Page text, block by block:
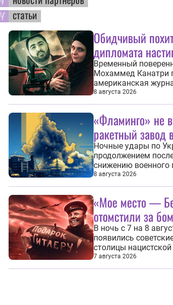
статьи
Обидчивый
дипломата
Временный
Мохаммед Канатри
американская
Снелл неожиданно
похитивших ее в
Журналистка
известный под
8 августа 2026
«Фламинго» не
ракетный завод
Ночные удары по
продолжением
снижению военного
Поражены
ракет, крупный
по объектам в ряде
8 августа 2026
«Мое место —
отомстили за
В ночь с 7 на 8
появились
столицы
морской авиации
бомбы на город,
7 августа 2026